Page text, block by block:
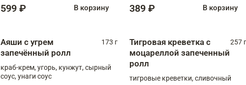
599 ₽ В корзину 389 ₽ В корзину
Аяши с угрем
запечённый ролл
173 г
краб-крем, угорь, кунжут, сырный
соус, унаги соус
Тигровая креветка с
моцареллой запеченный
ролл
257 г
тигровые креветки, сливочный